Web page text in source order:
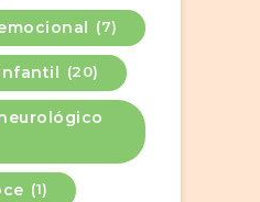
(7)
(20)
(1)